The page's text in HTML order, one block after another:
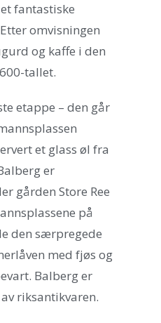
fantastiske
omvisningen
og kaffe i den
tallet.
etappe – den går
et glass øl fra
er
gården Store Ree
på
den særpregede
med fjøs og
Balberg er
riksantikvaren.